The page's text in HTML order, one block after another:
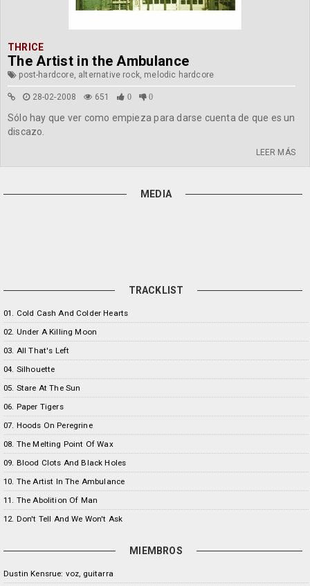
THRICE
The Artist in the Ambulance
post-hardcore, alternative rock, melodic hardcore
28-02-2008 651 0 0
Sólo hay que ver como empieza para darse cuenta de que es un
discazo.
LEER MÁS
MEDIA
TRACKLIST
01. Cold Cash And Colder Hearts
02. Under A Killing Moon
03. All That's Left
04. Silhouette
05. Stare At The Sun
06. Paper Tigers
07. Hoods On Peregrine
08. The Melting Point Of Wax
09. Blood Clots And Black Holes
10. The Artist In The Ambulance
11. The Abolition Of Man
12. Don't Tell And We Won't Ask
MIEMBROS
Dustin Kensrue: voz, guitarra